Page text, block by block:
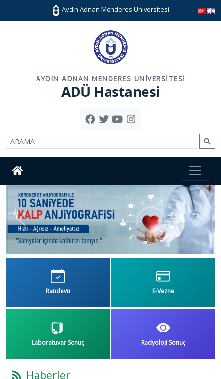
Aydın Adnan Menderes Üniversitesi
AYDIN ADNAN MENDERES ÜNIVERSITESI
ADÜ Hastanesi
Previous Next
Randevu E-Vezne
Laboratuvar Sonuç Radyoloji Sonuç
Haberler